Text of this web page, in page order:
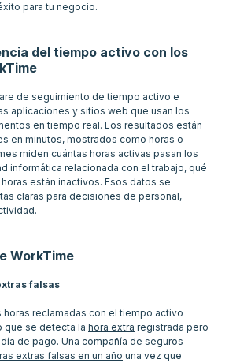
para tu negocio.
del tiempo activo con los
de seguimiento de tiempo activo e
aplicaciones y sitios web que usan los
en tiempo real. Los resultados están
en minutos, mostrados como horas o
miden cuántas horas activas pasan los
informática relacionada con el trabajo, qué
están inactivos. Esos datos se
claras para decisiones de personal,
WorkTime
falsas
horas reclamadas con el tiempo activo
que se detecta la hora extra registrada pero
de pago. Una compañía de seguros
extras falsas en un año una vez que